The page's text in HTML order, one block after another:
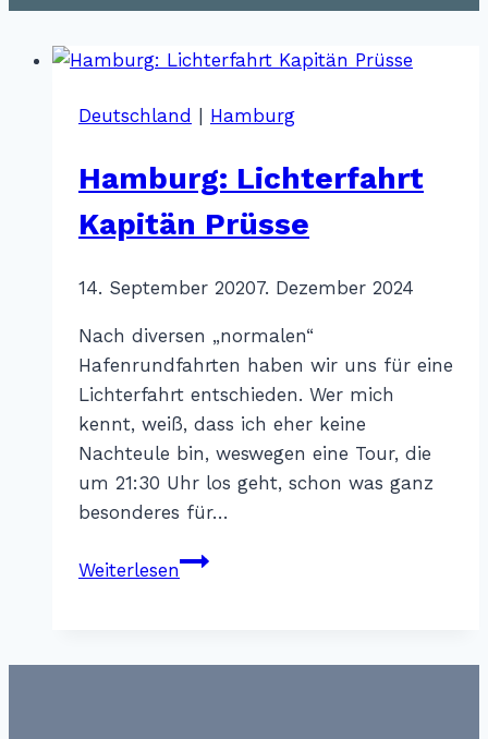
Deutschland Hamburg
Hamburg: Lichterfahrt
Kapitän Prüsse
VonKatharina
14. September 20207. Dezember 2024
Nach diversen „normalen“
Hafenrundfahrten haben wir uns für eine
Lichterfahrt entschieden. Wer mich
kennt, weiß, dass ich eher keine
Nachteule bin, weswegen eine Tour, die
um 21:30 Uhr los geht, schon was ganz
besonderes für…
WeiterlesenHamburg: